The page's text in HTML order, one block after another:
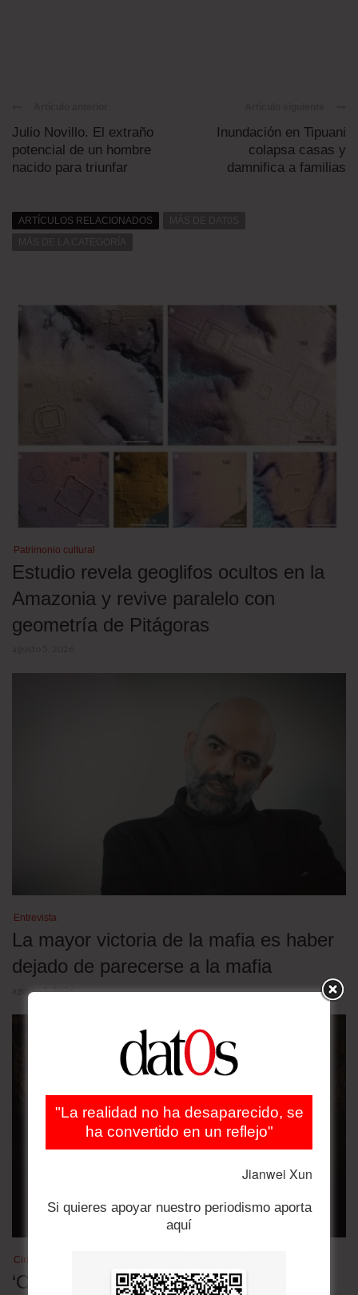
Julio Novillo. El extraño
potencial de un hombre
nacido para triunfar
Inundación en Tipuani
colapsa casas y
damnifica a familias
ARTÍCULOS RELACIONADOS
Patrimonio cultural
Estudio revela geoglifos ocultos en la
Amazonia y revive paralelo con
geometría de Pitágoras
Entrevista
La mayor victoria de la mafia es haber
dejado de parecerse a la mafia
agosto 3, 2026
Cine
‘Odyssey’: por fin un buen drama de
"La realidad no ha desaparecido, se
ha convertido en un reflejo"
Jianwei Xun
Si quieres apoyar nuestro periodismo aporta
aquí